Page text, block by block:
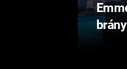
brány